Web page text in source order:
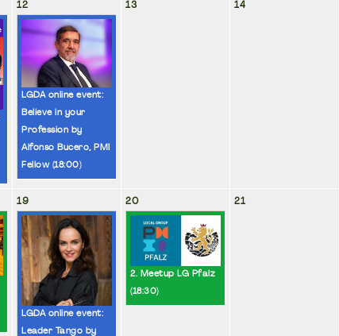
12
LGDA online event:
Believe in your
Profession by
Alfonso Bucero, PMI
Fellow (18:00)
13 14
19
LGDA online event:
Leader Tango by
20
2. Meetup LG Pfalz
(18:30)
21